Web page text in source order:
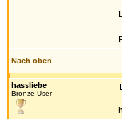
Nach oben
hassliebe
Bronze-User